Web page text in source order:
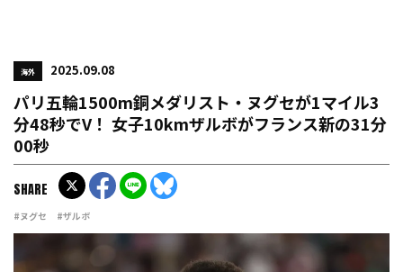
海外 2025.09.08
パリ五輪1500m銅メダリスト・ヌグセが1マイル3
分48秒でV！ 女子10kmザルボがフランス新の31分
00秒
#ヌグセ #ザルボ
SHARE